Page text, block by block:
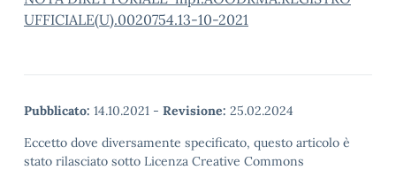
UFFICIALE(U).0020754.13-10-2021
Pubblicato: 14.10.2021 - Revisione: 25.02.2024
Eccetto dove diversamente specificato, questo articolo è
stato rilasciato sotto Licenza Creative Commons